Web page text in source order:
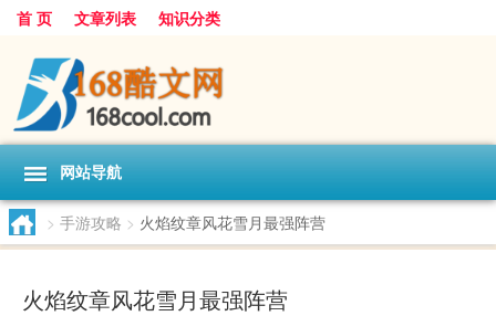
首 页 文章列表 知识分类
网站导航
> 手游攻略 > 火焰纹章风花雪月最强阵营
火焰纹章风花雪月最强阵营